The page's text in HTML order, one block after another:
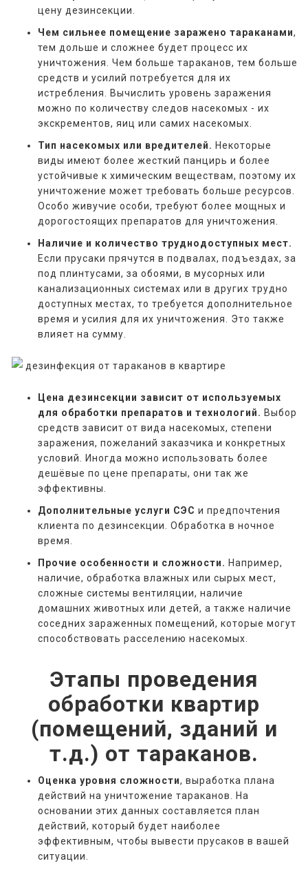
цену дезинсекции.
Чем сильнее помещение заражено тараканами,
тем дольше и сложнее будет процесс их
уничтожения. Чем больше тараканов, тем больше
средств и усилий потребуется для их
истребления. Вычислить уровень заражения
можно по количеству следов насекомых - их
экскрементов, яиц или самих насекомых.
Тип насекомых или вредителей. Некоторые
виды имеют более жесткий панцирь и более
устойчивые к химическим веществам, поэтому их
уничтожение может требовать больше ресурсов.
Особо живучие особи, требуют более мощных и
дорогостоящих препаратов для уничтожения.
Наличие и количество труднодоступных мест.
Если прусаки прячутся в подвалах, подъездах, за
под плинтусами, за обоями, в мусорных или
канализационных системах или в других трудно
доступных местах, то требуется дополнительное
время и усилия для их уничтожения. Это также
влияет на сумму.
Цена дезинсекции зависит от используемых
для обработки препаратов и технологий. Выбор
средств зависит от вида насекомых, степени
заражения, пожеланий заказчика и конкретных
условий. Иногда можно использовать более
дешёвые по цене препараты, они так же
эффективны.
Дополнительные услуги СЭС и предпочтения
клиента по дезинсекции. Обработка в ночное
время.
Прочие особенности и сложности. Например,
наличие, обработка влажных или сырых мест,
сложные системы вентиляции, наличие
домашних животных или детей, а также наличие
соседних зараженных помещений, которые могут
способствовать расселению насекомых.
Этапы проведения
обработки квартир
(помещений, зданий и
т.д.) от тараканов.
Оценка уровня сложности, выработка плана
действий на уничтожение тараканов. На
основании этих данных составляется план
действий, который будет наиболее
эффективным, чтобы вывести прусаков в вашей
ситуации.